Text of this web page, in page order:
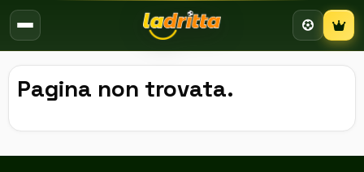
Pagina non trovata.